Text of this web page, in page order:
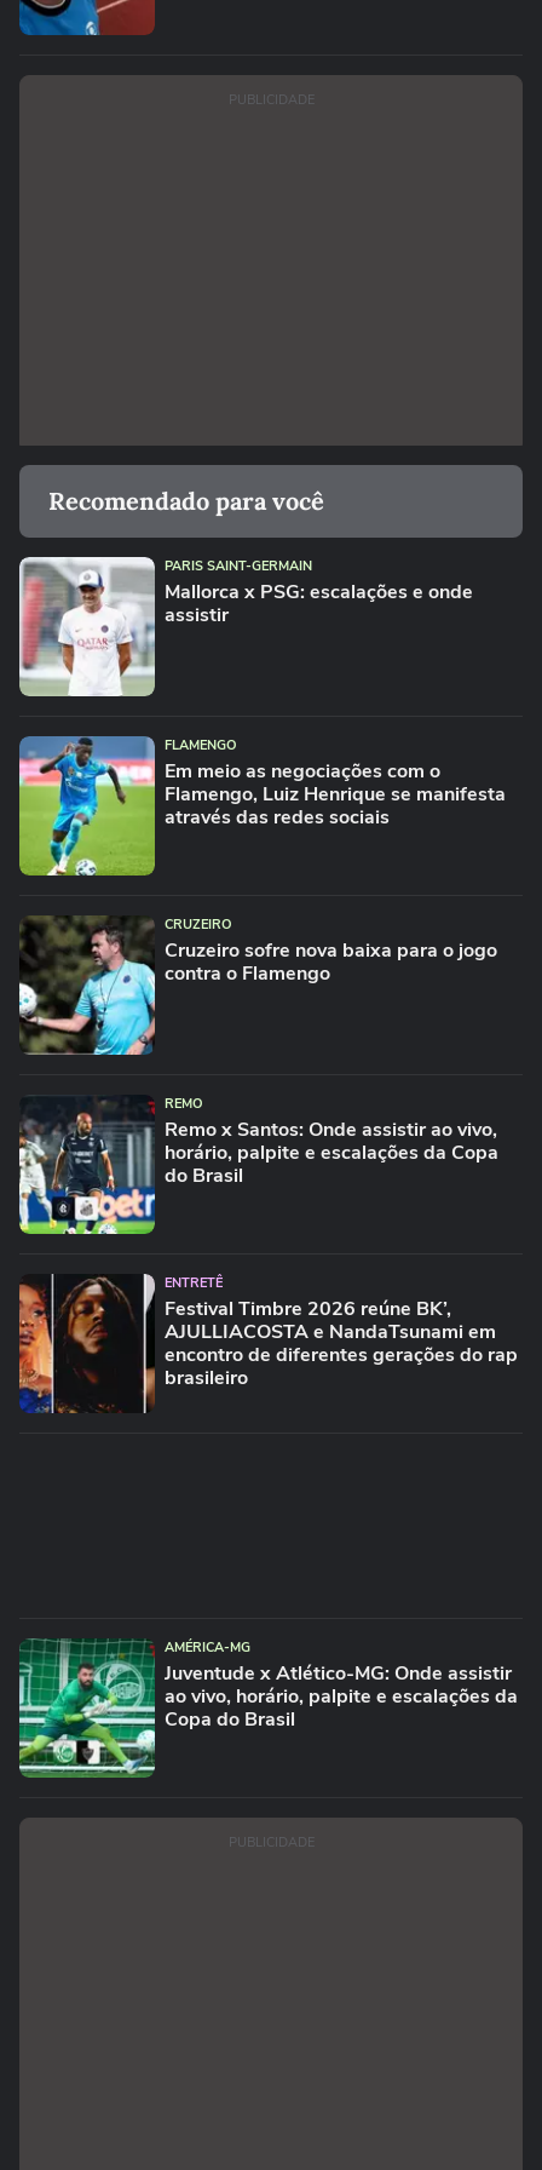
PUBLICIDADE
Recomendado para você
PARIS SAINT-GERMAIN
Mallorca x PSG: escalações e onde
assistir
FLAMENGO
Em meio as negociações com o
Flamengo, Luiz Henrique se manifesta
através das redes sociais
CRUZEIRO
Cruzeiro sofre nova baixa para o jogo
contra o Flamengo
REMO
Remo x Santos: Onde assistir ao vivo,
horário, palpite e escalações da Copa
do Brasil
ENTRETÊ
Festival Timbre 2026 reúne BK’,
AJULLIACOSTA e NandaTsunami em
encontro de diferentes gerações do rap
brasileiro
AMÉRICA-MG
Juventude x Atlético-MG: Onde assistir
ao vivo, horário, palpite e escalações da
Copa do Brasil
PUBLICIDADE